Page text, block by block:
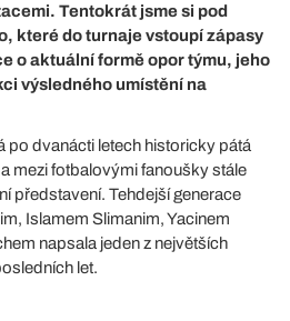
Tentokrát jsme si pod
které do turnaje vstoupí zápasy
o aktuální formě opor týmu, jeho
výsledného umístění na
po dvanácti letech historicky pátá
mezi fotbalovými fanoušky stále
představení. Tehdejší generace
Islamem Slimanim, Yacinem
napsala jeden z největších
let.